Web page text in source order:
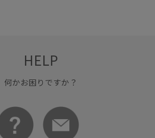
HELP
何かお困りですか？